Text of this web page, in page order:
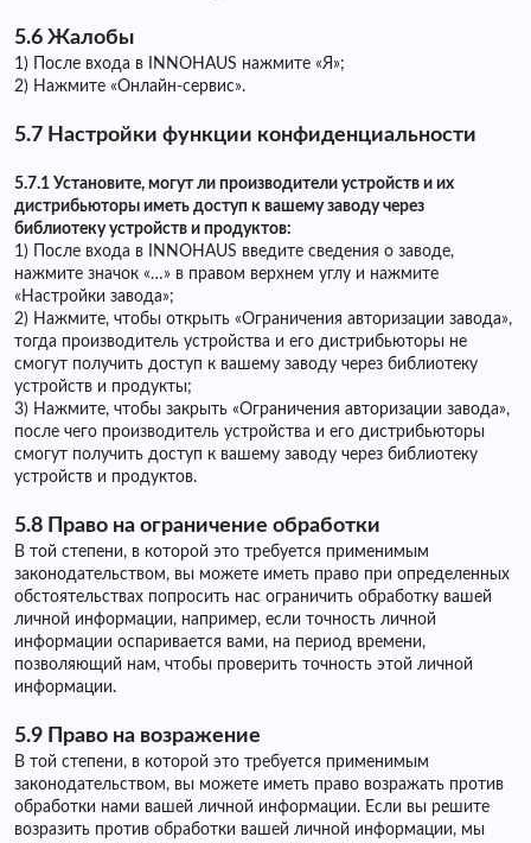
5.6 Жалобы
1) После входа в INNOHAUS нажмите «Я»;
2) Нажмите «Онлайн-сервис».
5.7 Настройки функции конфиденциальности
5.7.1 Установите, могут ли производители устройств и их
дистрибьюторы иметь доступ к вашему заводу через
библиотеку устройств и продуктов:
1) После входа в INNOHAUS введите сведения о заводе,
нажмите значок «…» в правом верхнем углу и нажмите
«Настройки завода»;
2) Нажмите, чтобы открыть «Ограничения авторизации завода»,
тогда производитель устройства и его дистрибьюторы не
смогут получить доступ к вашему заводу через библиотеку
устройств и продукты;
3) Нажмите, чтобы закрыть «Ограничения авторизации завода»,
после чего производитель устройства и его дистрибьюторы
смогут получить доступ к вашему заводу через библиотеку
устройств и продуктов.
5.8 Право на ограничение обработки
В той степени, в которой это требуется применимым
законодательством, вы можете иметь право при определенных
обстоятельствах попросить нас ограничить обработку вашей
личной информации, например, если точность личной
информации оспаривается вами, на период времени,
позволяющий нам, чтобы проверить точность этой личной
информации.
5.9 Право на возражение
В той степени, в которой это требуется применимым
законодательством, вы можете иметь право возражать против
обработки нами вашей личной информации. Если вы решите
возразить против обработки вашей личной информации, мы